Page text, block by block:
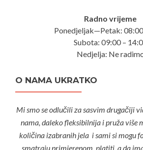
Radno vrijeme
Ponedjeljak—Petak:
Subota: 09:00 –
Nedjelja: Ne
O NAMA UKRATKO
Mi smo se odlučili za sasvim drugačiji
nama, daleko fleksibilnija i pruža više
količina izabranih jela i sami si mogu
smatraju primjerenom platiti, a da